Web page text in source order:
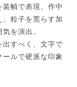
幀で表現。作中
粒子を荒らす加
を演出。
出すべく、文字で
ルで硬派な印象